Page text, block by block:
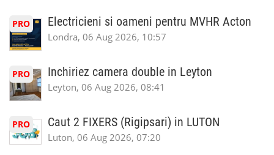
PRO Electricieni si oameni pentru MVHR Acton
Londra, 06 Aug 2026, 10:57
PRO Inchiriez camera double in Leyton
Leyton, 06 Aug 2026, 08:41
PRO Caut 2 FIXERS (Rigipsari) in LUTON
Luton, 06 Aug 2026, 07:20